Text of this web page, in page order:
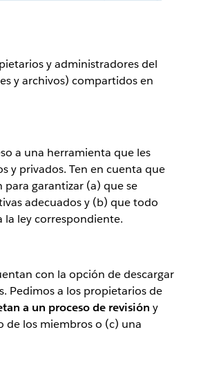
y administradores del
y archivos) compartidos en
a una herramienta que les
y privados. Ten en cuenta que
garantizar (a) que se
adecuados y (b) que todo
ley correspondiente.
con la opción de descargar
Pedimos a los propietarios de
a un proceso de revisión y
de los miembros o (c) una